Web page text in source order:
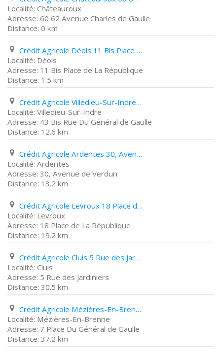
Châteauroux
60 62 Avenue Charles de Gaulle
0 km
Crédit Agricole Déols 11 Bis Place de La République
Déols
11 Bis Place de La République
1.5 km
Crédit Agricole Villedieu-Sur-Indre 43 Bis Rue Du Général de Gaulle
Villedieu-Sur-Indre
43 Bis Rue Du Général de Gaulle
12.6 km
Crédit Agricole Ardentes 30, Avenue de Verdun
Ardentes
30, Avenue de Verdun
13.2 km
Crédit Agricole Levroux 18 Place de La République
Levroux
18 Place de La République
19.2 km
Crédit Agricole Cluis 5 Rue des Jardiniers
Cluis
5 Rue des Jardiniers
30.5 km
Crédit Agricole Mézières-En-Brenne 7 Place Du Général de Gaulle
Mézières-En-Brenne
7 Place Du Général de Gaulle
37.2 km